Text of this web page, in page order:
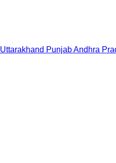
Uttarakhand PunjabAndhra